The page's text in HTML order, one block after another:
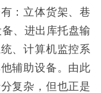
：立体货架、巷
、进出库托盘输
、计算机监控系
辅助设备。由此
复杂，但也正是